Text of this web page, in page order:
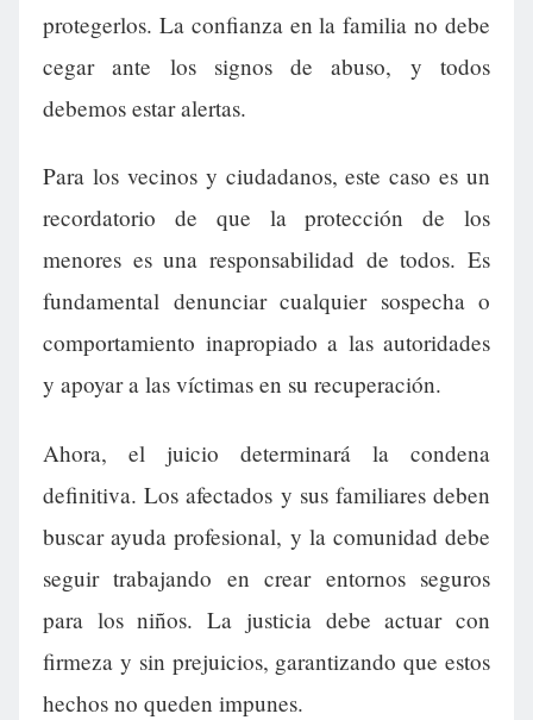
protegerlos. La confianza en la familia no debe
cegar ante los signos de abuso, y todos
debemos estar alertas.
Para los vecinos y ciudadanos, este caso es un
recordatorio de que la protección de los
menores es una responsabilidad de todos. Es
fundamental denunciar cualquier sospecha o
comportamiento inapropiado a las autoridades
y apoyar a las víctimas en su recuperación.
Ahora, el juicio determinará la condena
definitiva. Los afectados y sus familiares deben
buscar ayuda profesional, y la comunidad debe
seguir trabajando en crear entornos seguros
para los niños. La justicia debe actuar con
firmeza y sin prejuicios, garantizando que estos
hechos no queden impunes.